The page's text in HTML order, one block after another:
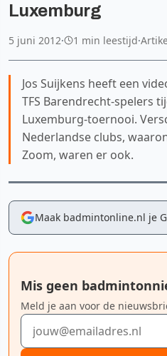
Luxemburg
5 juni 2012· 1 min leestijd·
Jos Suijkens heeft een
TFS Barendrecht-spelers
Luxemburg-toernooi.
Nederlandse clubs,
Zoom, waren er ook.
Maak badmintonline.nl je
Mis geen
Meld je aan voor de
E-mailadres